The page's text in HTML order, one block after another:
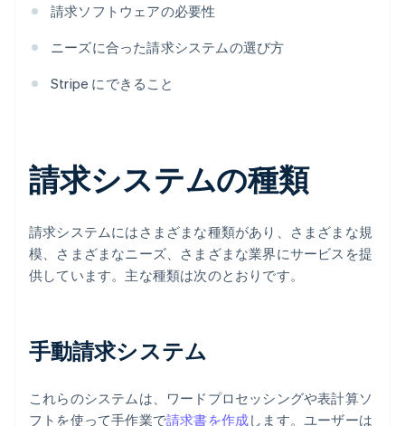
請求ソフトウェアの必要性
ニーズに合った請求システムの選び方
Stripe にできること
請求システムの種類
請求システムにはさまざまな種類があり、さまざまな規
模、さまざまなニーズ、さまざまな業界にサービスを提
供しています。主な種類は次のとおりです。
手動請求システム
これらのシステムは、ワードプロセッシングや表計算ソ
フトを使って手作業で請求書を作成します。ユーザーは